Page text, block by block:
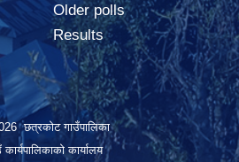
Older polls
Results
छत्रकोट गाउँपालिका
कार्यपालिकाको कार्यालय